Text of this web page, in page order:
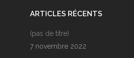
ARTICLES RÉCENTS
(pas de titre)
7 novembre 2022